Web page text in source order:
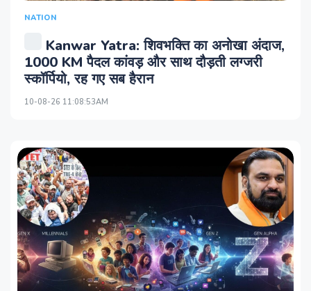
NATION
Kanwar Yatra: शिवभक्ति का अनोखा अंदाज,
1000 KM पैदल कांवड़ और साथ दौड़ती लग्जरी
स्कॉर्पियो, रह गए सब हैरान
10-08-26 11:08:53AM